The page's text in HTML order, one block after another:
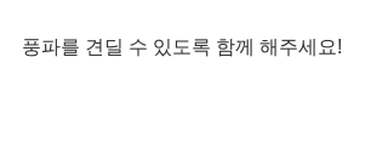
풍파를 견딜 수 있도록 함께 해주세요!